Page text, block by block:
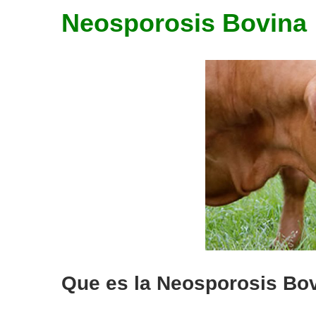
Neosporosis Bovina
Que es la Neosporosis